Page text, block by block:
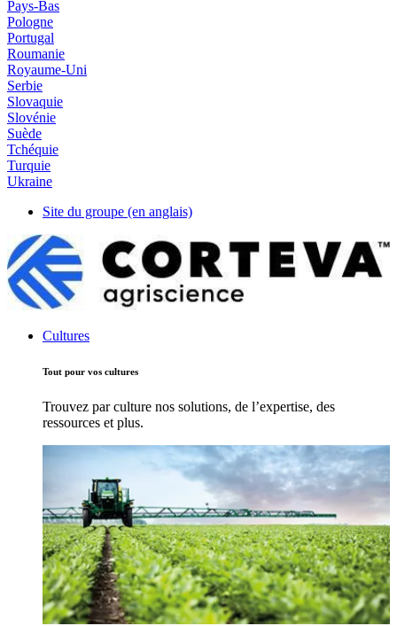
Pays-Bas
Pologne
Portugal
Roumanie
Royaume-Uni
Serbie
Slovaquie
Slovénie
Suède
Tchéquie
Turquie
Ukraine
Site du groupe (en anglais)
Cultures
Tout pour vos cultures
Trouvez par culture nos solutions, de l’expertise, des
ressources et plus.